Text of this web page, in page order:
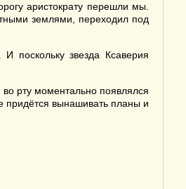
аристократу перешли мы.
землями, переходил под
поскольку звезда Ксаверия
рту моментально появлялся
придётся вынашивать планы и